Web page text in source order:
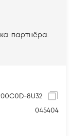
8U32
045404
партнёра.